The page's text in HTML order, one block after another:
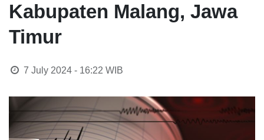
Kabupaten Malang, Jawa
Timur
7 July 2024 - 16:22 WIB